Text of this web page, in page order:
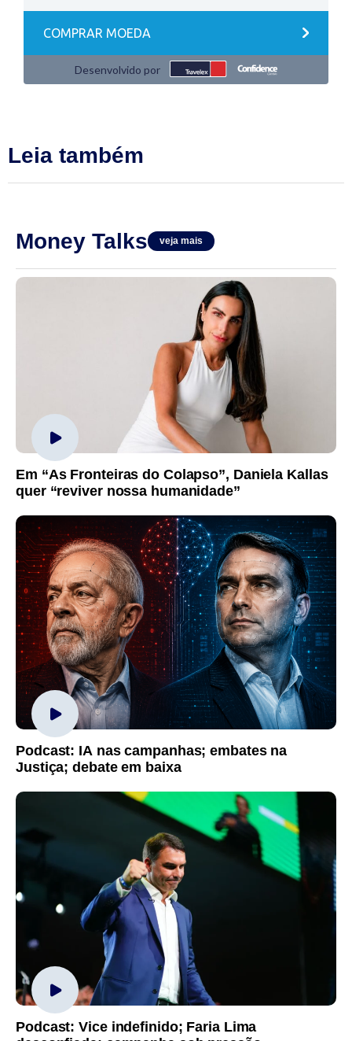
Leia também
Money Talks veja mais
Em “As Fronteiras do Colapso”, Daniela Kallas
quer “reviver nossa humanidade”
Podcast: IA nas campanhas; embates na
Justiça; debate em baixa
Podcast: Vice indefinido; Faria Lima